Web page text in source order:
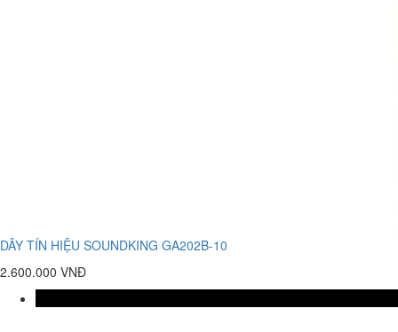
DÂY TÍN HIỆU SOUNDKING GA202B-10
2.600.000 VNĐ